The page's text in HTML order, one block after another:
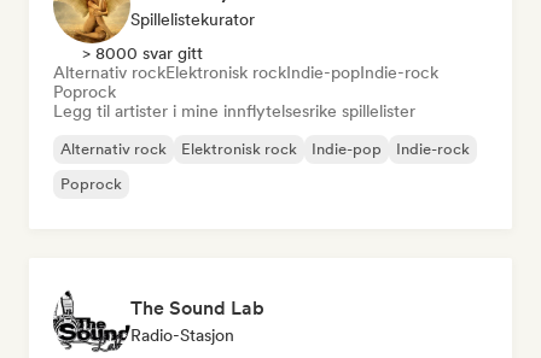
Spillelistekurator
> 8000 svar gitt
Alternativ rockElektronisk rockIndie-popIndie-rock
Poprock
Legg til artister i mine innflytelsesrike spillelister
Alternativ rock Elektronisk rock Indie-pop
Indie-rock
Poprock
The Sound Lab
Radio-Stasjon